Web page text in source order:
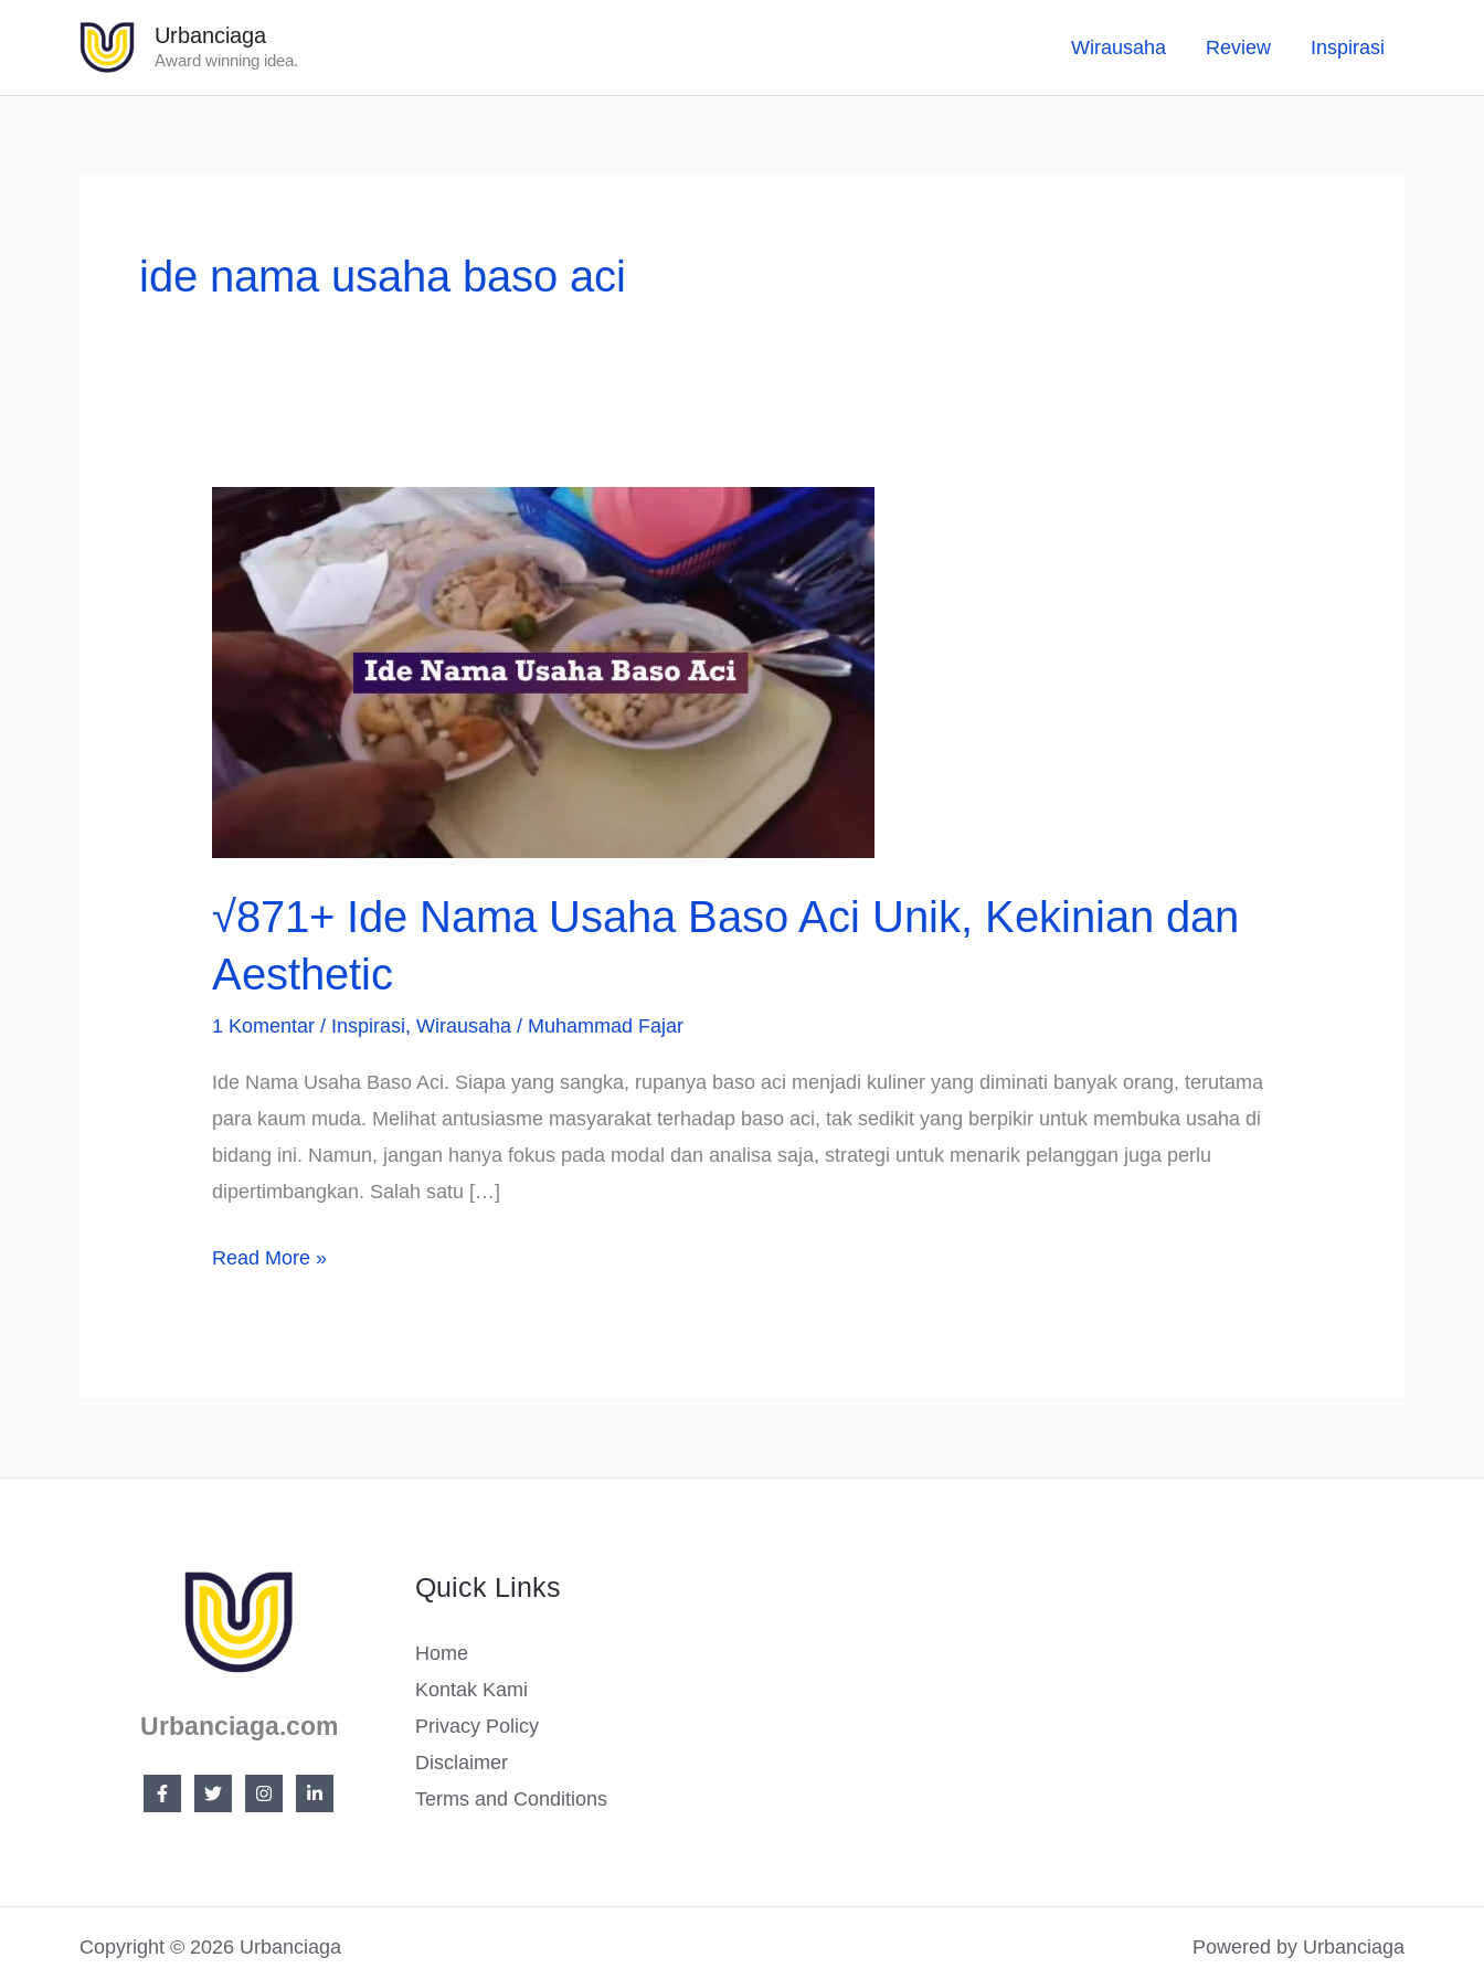
konten
Urbanciaga
Award winning idea.
Wirausaha Review Inspirasi
ide nama usaha baso aci
√871+ Ide Nama Usaha Baso Aci Unik, Kekinian dan
Aesthetic
1 Komentar / Inspirasi,Wirausaha / Muhammad Fajar
Ide Nama Usaha Baso Aci. Siapa yang sangka, rupanya baso aci menjadi kuliner yang diminati banyak orang, terutama
para kaum muda. Melihat antusiasme masyarakat terhadap baso aci, tak sedikit yang berpikir untuk membuka usaha di
bidang ini. Namun, jangan hanya fokus pada modal dan analisa saja, strategi untuk menarik pelanggan juga perlu
dipertimbangkan. Salah satu […]
√871+
Unik,
Aesthetic
Read More »
Urbanciaga.com
Quick Links
Home
Kontak Kami
Privacy Policy
Disclaimer
Terms and Conditions
Copyright © 2026 Urbanciaga Powered by Urbanciaga